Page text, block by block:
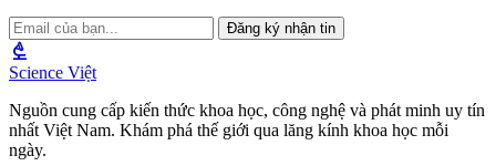
Đăng ký nhận tin
biotech
Science Việt
Nguồn cung cấp kiến thức khoa học, công nghệ và phát minh uy tín
nhất Việt Nam. Khám phá thế giới qua lăng kính khoa học mỗi
ngày.